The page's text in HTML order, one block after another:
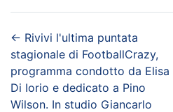
← Rivivi l'ultima puntata
stagionale di FootballCrazy,
programma condotto da Elisa
Di Iorio e dedicato a Pino
Wilson. In studio Giancarlo